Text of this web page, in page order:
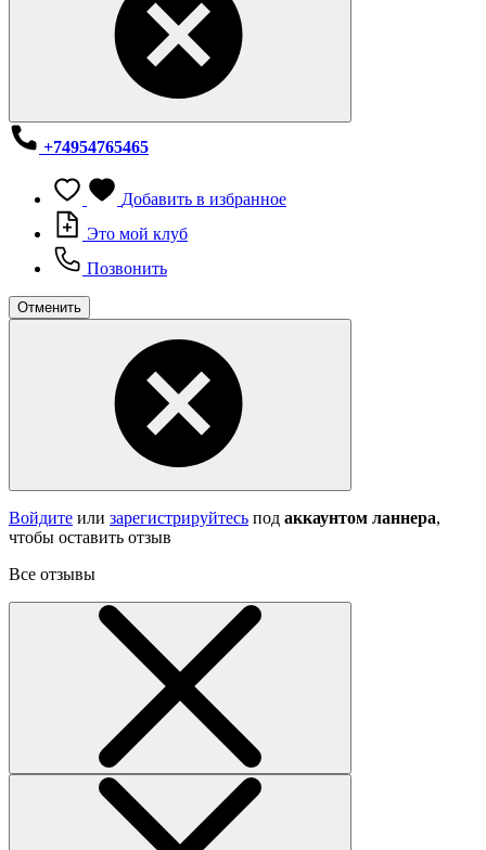
+74954765465
Добавить в избранное
Это мой клуб
Позвонить
Отменить
Войдите или зарегистрируйтесь под аккаунтом ланнера,
чтобы оставить отзыв
Все отзывы